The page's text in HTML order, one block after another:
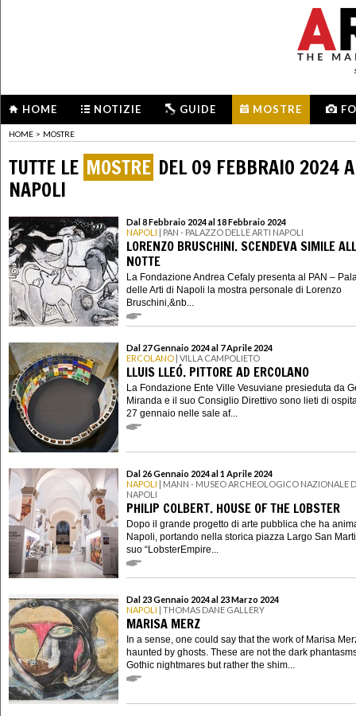
HOME NOTIZIE GUIDE MOSTRE
HOME > MOSTRE
TUTTE LE MOSTRE DEL 09 FEBBRAIO 2024 A
NAPOLI
Dal 8 Febbraio 2024 al 18 Febbraio 2024
NAPOLI | PAN - PALAZZO DELLE ARTI NAPOLI
LORENZO BRUSCHINI. SCENDEVA SIMILE
NOTTE
La Fondazione Andrea Cefaly presenta al PAN –
delle Arti di Napoli la mostra personale di Lorenzo
Bruschini,&nb...
Dal 27 Gennaio 2024 al 7 Aprile 2024
ERCOLANO | VILLA CAMPOLIETO
LLUIS LLEÓ. PITTORE AD ERCOLANO
La Fondazione Ente Ville Vesuviane presieduta da
Miranda e il suo Consiglio Direttivo sono lieti di
27 gennaio nelle sale af...
Dal 26 Gennaio 2024 al 1 Aprile 2024
NAPOLI | MANN - MUSEO ARCHEOLOGICO NAZIONALE
NAPOLI
PHILIP COLBERT. HOUSE OF THE LOBSTER
Dopo il grande progetto di arte pubblica che ha
Napoli, portando nella storica piazza Largo San
suo “LobsterEmpire...
Dal 23 Gennaio 2024 al 23 Marzo 2024
NAPOLI | THOMAS DANE GALLERY
MARISA MERZ
In a sense, one could say that the work of Marisa
haunted by ghosts. These are not the dark
Gothic nightmares but rather the shim...